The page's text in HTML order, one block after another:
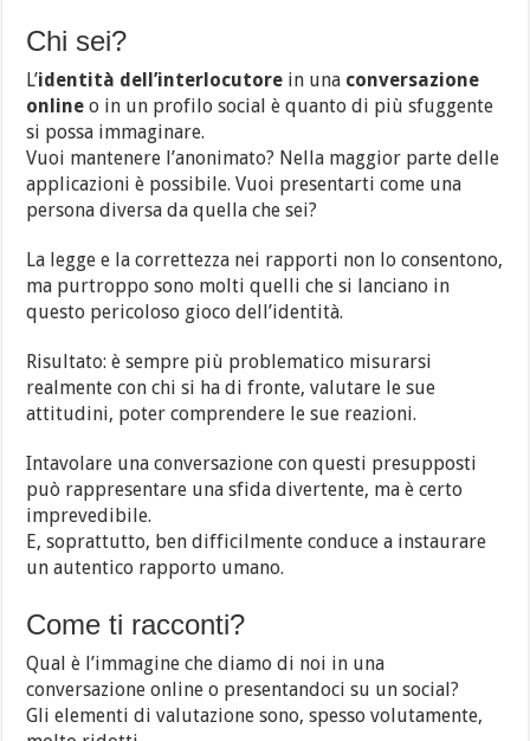
Chi sei?
L’identità dell’interlocutore in una conversazione
online o in un profilo social è quanto di più sfuggente
si possa immaginare.
Vuoi mantenere l’anonimato? Nella maggior parte delle
applicazioni è possibile. Vuoi presentarti come una
persona diversa da quella che sei?
La legge e la correttezza nei rapporti non lo consentono,
ma purtroppo sono molti quelli che si lanciano in
questo pericoloso gioco dell’identità.
Risultato: è sempre più problematico misurarsi
realmente con chi si ha di fronte, valutare le sue
attitudini, poter comprendere le sue reazioni.
Intavolare una conversazione con questi presupposti
può rappresentare una sfida divertente, ma è certo
imprevedibile.
E, soprattutto, ben difficilmente conduce a instaurare
un autentico rapporto umano.
Come ti racconti?
Qual è l’immagine che diamo di noi in una
conversazione online o presentandoci su un social?
Gli elementi di valutazione sono, spesso volutamente,